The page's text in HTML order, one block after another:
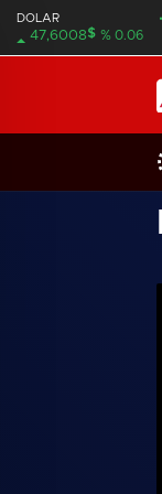
DOLAR
47,6008$ % 0.06